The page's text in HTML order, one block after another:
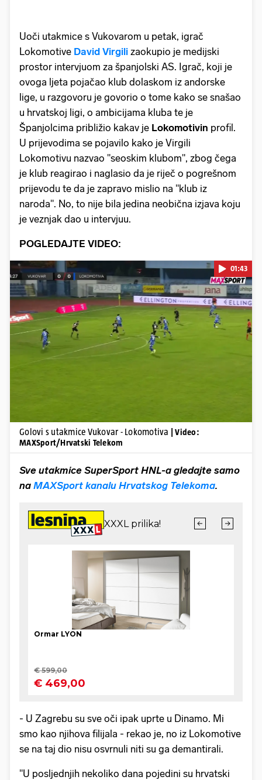
Uoči utakmice s Vukovarom u petak, igrač
Lokomotive David Virgili zaokupio je medijski
prostor intervjuom za španjolski AS. Igrač, koji je
ovoga ljeta pojačao klub dolaskom iz andorske
lige, u razgovoru je govorio o tome kako se snašao
u hrvatskoj ligi, o ambicijama kluba te je
Španjolcima približio kakav je Lokomotivin profil.
U prijevodima se pojavilo kako je Virgili
Lokomotivu nazvao "seoskim klubom", zbog čega
je klub reagirao i naglasio da je riječ o pogrešnom
prijevodu te da je zapravo mislio na "klub iz
naroda". No, to nije bila jedina neobična izjava koju
je veznjak dao u intervjuu.
POGLEDAJTE VIDEO:
Pokretanje videa...
01:43
Golovi s utakmice Vukovar - Lokomotiva
| Video:
MAXSport/Hrvatski Telekom
Sve utakmice SuperSport HNL-a gledajte samo
na MAXSport kanalu Hrvatskog Telekoma.
- U Zagrebu su sve oči ipak uprte u Dinamo. Mi
smo kao njihova filijala - rekao je, no iz Lokomotive
se na taj dio nisu osvrnuli niti su ga demantirali.
"U posljednjih nekoliko dana pojedini su hrvatski